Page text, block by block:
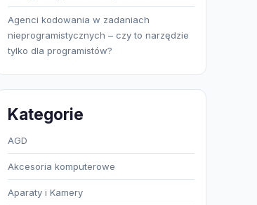
Agenci kodowania w zadaniach
nieprogramistycznych – czy to narzędzie
tylko dla programistów?
Kategorie
AGD
Akcesoria komputerowe
Aparaty i Kamery